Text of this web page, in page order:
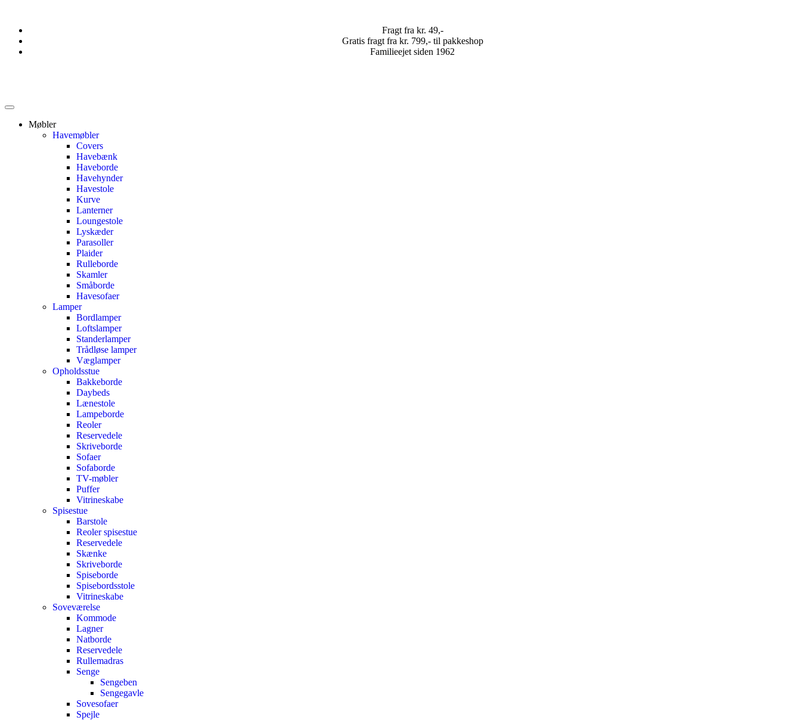
Fragt fra kr. 49,-
Gratis fragt fra kr. 799,- til pakkeshop
Familieejet siden 1962
Møbler
Havemøbler
Covers
Havebænk
Haveborde
Havehynder
Havestole
Kurve
Lanterner
Loungestole
Lyskæder
Parasoller
Plaider
Rulleborde
Skamler
Småborde
Havesofaer
Lamper
Bordlamper
Loftslamper
Standerlamper
Trådløse lamper
Væglamper
Opholdsstue
Bakkeborde
Daybeds
Lænestole
Lampeborde
Reoler
Reservedele
Skriveborde
Sofaer
Sofaborde
TV-møbler
Puffer
Vitrineskabe
Spisestue
Barstole
Reoler spisestue
Reservedele
Skænke
Skriveborde
Spiseborde
Spisebordsstole
Vitrineskabe
Soveværelse
Kommode
Lagner
Natborde
Reservedele
Rullemadras
Senge
Sengeben
Sengegavle
Sovesofaer
Spejle